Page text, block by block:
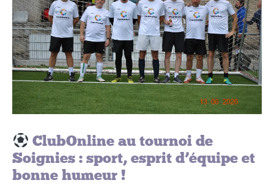
ClubOnline au tournoi de
Soignies : sport, esprit d’équipe et
bonne humeur !